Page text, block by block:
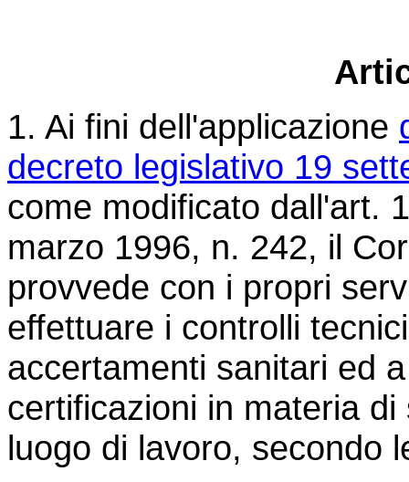
1. Ai fini dell'applicazione
decreto legislativo 19
come modificato dall'art.
marzo 1996, n. 242, il
provvede con i propri
effettuare i controlli
accertamenti sanitari ed
certificazioni in materia
luogo di lavoro, secondo